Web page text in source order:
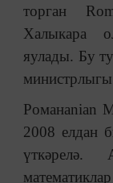
торган
Халыкара
яулады. Бу
министрлыгы
Романanian
2008 елдан